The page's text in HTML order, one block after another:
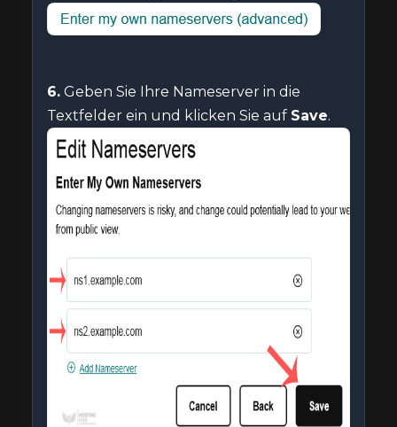
6. Geben Sie Ihre Nameserver in die
Textfelder ein und klicken Sie auf Save.